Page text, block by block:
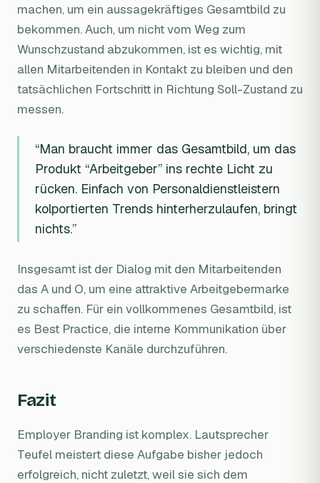
machen, um ein aussagekräftiges Gesamtbild zu
bekommen. Auch, um nicht vom Weg zum
Wunschzustand abzukommen, ist es wichtig, mit
allen Mitarbeitenden in Kontakt zu bleiben und den
tatsächlichen Fortschritt in Richtung Soll-Zustand zu
messen.
“Man braucht immer das Gesamtbild, um das
Produkt “Arbeitgeber” ins rechte Licht zu
rücken. Einfach von Personaldienstleistern
kolportierten Trends hinterherzulaufen, bringt
nichts.”
Insgesamt ist der Dialog mit den Mitarbeitenden
das A und O, um eine attraktive Arbeitgebermarke
zu schaffen. Für ein vollkommenes Gesamtbild, ist
es Best Practice, die interne Kommunikation über
verschiedenste Kanäle durchzuführen.
Fazit
Employer Branding ist komplex. Lautsprecher
Teufel meistert diese Aufgabe bisher jedoch
erfolgreich, nicht zuletzt, weil sie sich dem